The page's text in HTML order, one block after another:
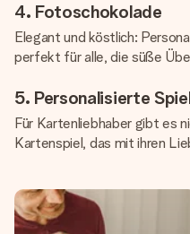
4. Fotoschokolade
Elegant und köstlich:
perfekt für alle, die süße
5. Personalisierte
Für Kartenliebhaber gibt es
Kartenspiel, das mit ihren